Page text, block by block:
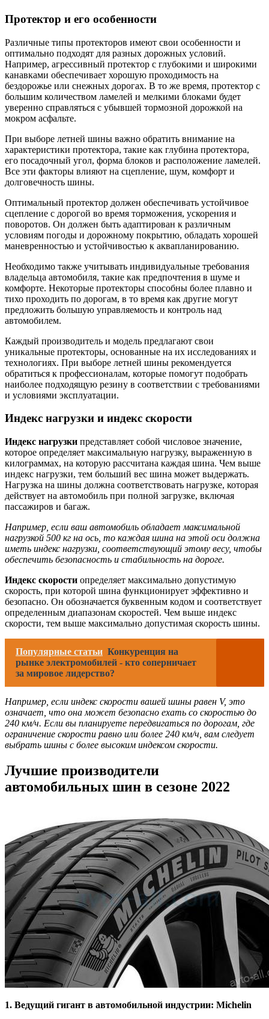
Протектор и его особенности
Различные типы протекторов имеют свои особенности и
оптимально подходят для разных дорожных условий.
Например, агрессивный протектор с глубокими и широкими
канавками обеспечивает хорошую проходимость на
бездорожье или снежных дорогах. В то же время, протектор с
большим количеством ламелей и мелкими блоками будет
уверенно справляться с убывшей тормозной дорожкой на
мокром асфальте.
При выборе летней шины важно обратить внимание на
характеристики протектора, такие как глубина протектора,
его посадочный угол, форма блоков и расположение ламелей.
Все эти факторы влияют на сцепление, шум, комфорт и
долговечность шины.
Оптимальный протектор должен обеспечивать устойчивое
сцепление с дорогой во время торможения, ускорения и
поворотов. Он должен быть адаптирован к различным
условиям погоды и дорожному покрытию, обладать хорошей
маневренностью и устойчивостью к аквапланированию.
Необходимо также учитывать индивидуальные требования
владельца автомобиля, такие как предпочтения в шуме и
комфорте. Некоторые протекторы способны более плавно и
тихо проходить по дорогам, в то время как другие могут
предложить большую управляемость и контроль над
автомобилем.
Каждый производитель и модель предлагают свои
уникальные протекторы, основанные на их исследованиях и
технологиях. При выборе летней шины рекомендуется
обратиться к профессионалам, которые помогут подобрать
наиболее подходящую резину в соответствии с требованиями
и условиями эксплуатации.
Индекс нагрузки и индекс скорости
Индекс нагрузки представляет собой числовое значение,
которое определяет максимальную нагрузку, выраженную в
килограммах, на которую рассчитана каждая шина. Чем выше
индекс нагрузки, тем больший вес шина может выдержать.
Нагрузка на шины должна соответствовать нагрузке, которая
действует на автомобиль при полной загрузке, включая
пассажиров и багаж.
Например, если ваш автомобиль обладает максимальной
нагрузкой 500 кг на ось, то каждая шина на этой оси должна
иметь индекс нагрузки, соответствующий этому весу, чтобы
обеспечить безопасность и стабильность на дороге.
Индекс скорости определяет максимально допустимую
скорость, при которой шина функционирует эффективно и
безопасно. Он обозначается буквенным кодом и соответствует
определенным диапазонам скоростей. Чем выше индекс
скорости, тем выше максимально допустимая скорость шины.
Популярные статьи Конкуренция на
рынке электромобилей - кто соперничает
за мировое лидерство?
Например, если индекс скорости вашей шины равен V, это
означает, что она может безопасно ехать со скоростью до
240 км/ч. Если вы планируете передвигаться по дорогам, где
ограничение скорости равно или более 240 км/ч, вам следует
выбрать шины с более высоким индексом скорости.
Лучшие производители
автомобильных шин в сезоне 2022
1. Ведущий гигант в автомобильной индустрии: Michelin